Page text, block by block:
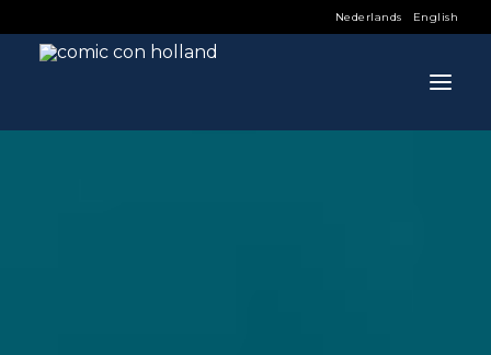
Nederlands English